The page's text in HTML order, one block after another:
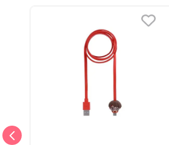
ENVIAR COMENTARIO